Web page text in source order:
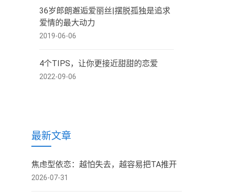
36岁郎朗邂逅爱丽丝|摆脱孤独是追求
爱情的最大动力
2019-06-06
4个TIPS，让你更接近甜甜的恋爱
2022-09-06
最新文章
焦虑型依恋：越怕失去，越容易把TA推开
2026-07-31